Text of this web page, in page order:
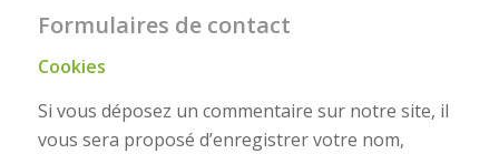
Formulaires de contact
Cookies
Si vous déposez un commentaire sur notre site, il
vous sera proposé d’enregistrer votre nom,